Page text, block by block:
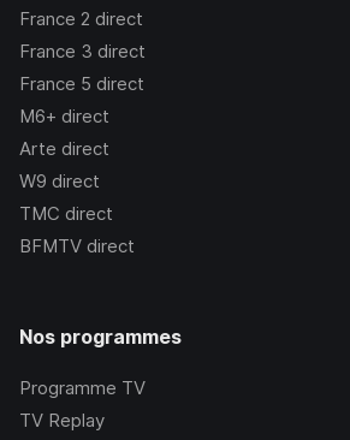
France 2 direct
France 3 direct
France 5 direct
M6+ direct
Arte direct
W9 direct
TMC direct
BFMTV direct
Nos programmes
Programme TV
TV Replay